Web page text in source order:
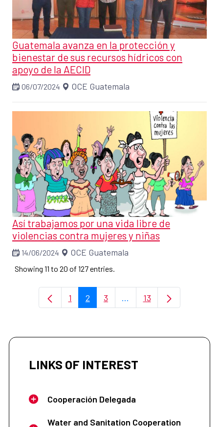
Guatemala avanza en la protección y
bienestar de sus recursos hídricos con
apoyo de la AECID
06/07/2024 OCE Guatemala
Así trabajamos por una vida libre de
violencias contra mujeres y niñas
14/06/2024 OCE Guatemala
Showing 11 to 20 of 127 entries.
Page
1 Page
2 Page
3 ...Intermediate Pages Use
Page
13
LINKS OF INTEREST
Cooperación Delegada
Water and Sanitation Cooperation